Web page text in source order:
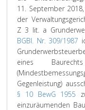
11. September
der
Z 3 lit. a
BGBl. Nr. 309/1987
eines
Gegenleistung)
§ 10 BewG 1955
einzuräumenden